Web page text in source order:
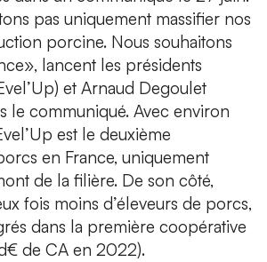
pas uniquement massifier nos
porcine. Nous souhaitons
lancent les présidents
et Arnaud Degoulet
le communiqué. Avec environ
est le deuxième
en France, uniquement
de la filière. De son côté,
fois moins d’éleveurs de porcs,
dans la première coopérative
de CA en 2022).